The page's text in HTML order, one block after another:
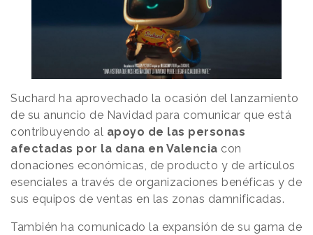
Suchard ha aprovechado la ocasión del lanzamiento
de su anuncio de Navidad para comunicar que está
contribuyendo al apoyo de las personas
afectadas por la dana en Valencia con
donaciones económicas, de producto y de artículos
esenciales a través de organizaciones benéficas y de
sus equipos de ventas en las zonas damnificadas.
También ha comunicado la expansión de su gama de